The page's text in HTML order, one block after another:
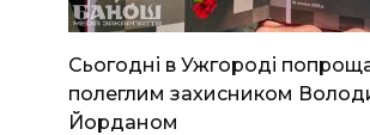
Сьогодні в Ужгороді
полеглим захисником
Йорданом